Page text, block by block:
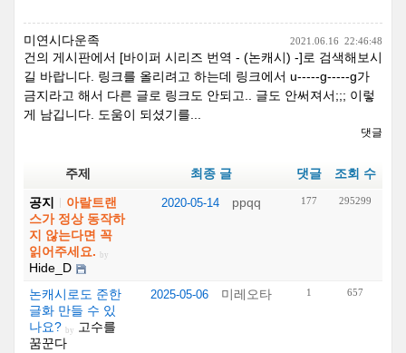
미연시다운족 2021.06.16 22:46:48
건의 게시판에서 [바이퍼 시리즈 번역 - (논캐시) -]로 검색해보시
길 바랍니다. 링크를 올리려고 하는데 링크에서 u-----g-----g가
금지라고 해서 다른 글로 링크도 안되고.. 글도 안써져서;;; 이렇
게 남깁니다. 도움이 되셨기를...
댓글
주제 최종 글 댓글
조회 수
공지
아랄트랜
스가 정상 동작하
지 않는다면 꼭
읽어주세요.
by
Hide_D
2020-05-14 ppqq 177 295299
논캐시로도 준한
글화 만들 수 있
나요? by
고수를
꿈꾼다
2025-05-06 미레오타 1 657